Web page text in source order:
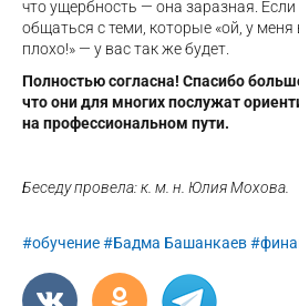
что ущербность — она заразная.
общаться с теми, которые «ой, у меня
плохо!» — у вас так же будет.
Полностью согласна! Спасибо
что они для многих послужат
на профессиональном пути.
Беседу провела: к. м. н. Юлия Мохова.
#обучение#Бадма Башанкаев